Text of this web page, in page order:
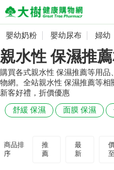
嬰幼奶粉
嬰幼尿布
婦幼
保健／營養品
醫材用品
抗菌 尿布 大樹獨家 益生菌
奶瓶奶嘴
會員資料及密碼修改
常用收件人清單
訂單查詢
收藏清單
紅利點數查詢
嬰幼奶粉 嬰幼尿布 婦幼
親水性 保濕推
購買各式親水性 保濕推薦等用
物網。全站親水性 保濕推薦等相
新客好禮，折價優惠
舒緩 保濕 面膜 保濕
商品排
序
推
薦
最
新